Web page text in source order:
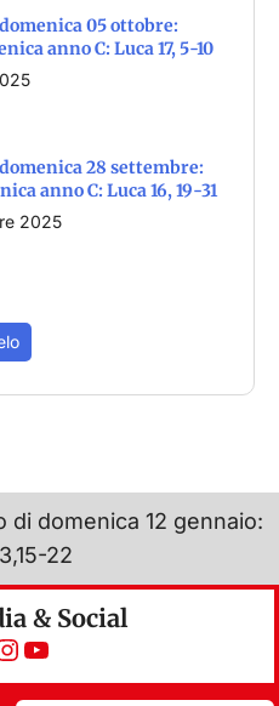
05 ottobre:
anno C: Luca 17, 5-10
28 settembre:
anno C: Luca 16, 19-31
2025
di domenica 12 gennaio:
22
& Social
YouTube